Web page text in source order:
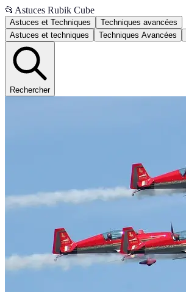
📂 Astuces Rubik Cube
Astuces et Techniques
Techniques avancées
Astuces et techniques
Techniques Avancées
Rechercher